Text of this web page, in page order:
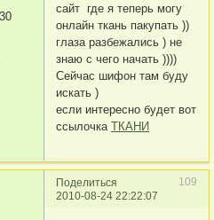
сайт где я теперь могу
онлайн ткань пакупать ))
глаза разбежались ) не
знаю с чего начать ))))
Сейчас шифон там буду
искать )
если интересно будет вот
ссылочка ТКАНИ
Поделиться
109
2010-08-24 22:22:07